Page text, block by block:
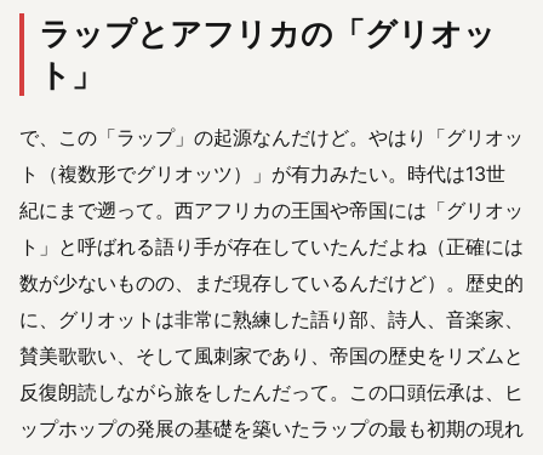
ラップとアフリカの「グリオッ
ト」
で、この「ラップ」の起源なんだけど。やはり「グリオッ
ト（複数形でグリオッツ）」が有力みたい。時代は13世
紀にまで遡って。西アフリカの王国や帝国には「グリオッ
ト」と呼ばれる語り手が存在していたんだよね（正確には
数が少ないものの、まだ現存しているんだけど）。歴史的
に、グリオットは非常に熟練した語り部、詩人、音楽家、
賛美歌歌い、そして風刺家であり、帝国の歴史をリズムと
反復朗読しながら旅をしたんだって。この口頭伝承は、ヒ
ップホップの発展の基礎を築いたラップの最も初期の現れ